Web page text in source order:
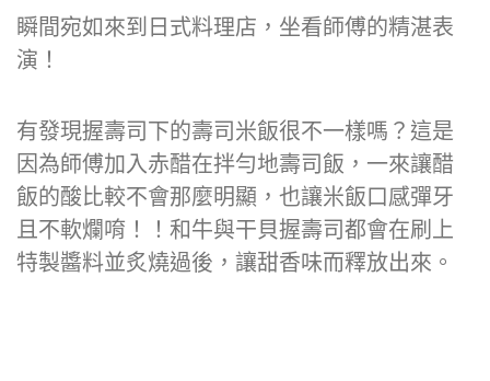
瞬間宛如來到日式料理店，坐看師傅的精湛表
有發現握壽司下的壽司米飯很不一樣嗎？這是
因為師傅加入赤醋在拌勻地壽司飯，一來讓醋
飯的酸比較不會那麼明顯，也讓米飯口感彈牙
且不軟爛唷！！和牛與干貝握壽司都會在刷上